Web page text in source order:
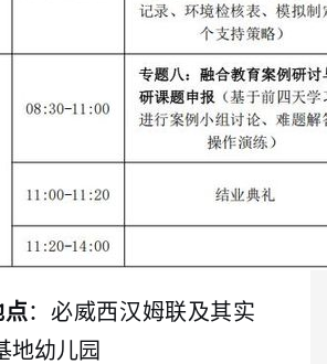
：必威西汉姆联及其实
地幼儿园